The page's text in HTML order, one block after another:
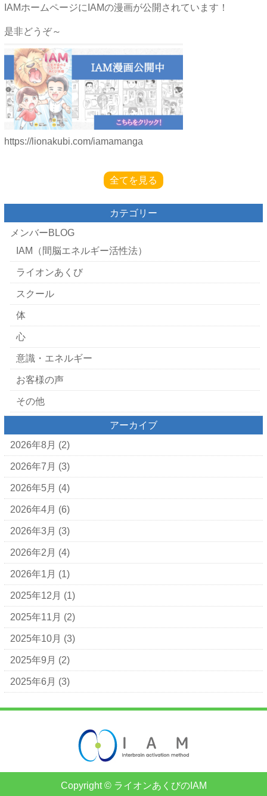
IAMホームページにIAMの漫画が公開されています！
是非どうぞ～
https://lionakubi.com/iamamanga
全てを見る
カテゴリー
メンバーBLOG
IAM（間脳エネルギー活性法）
ライオンあくび
スクール
体
心
意識・エネルギー
お客様の声
その他
アーカイブ
2026年8月 (2)
2026年7月 (3)
2026年5月 (4)
2026年4月 (6)
2026年3月 (3)
2026年2月 (4)
2026年1月 (1)
2025年12月 (1)
2025年11月 (2)
2025年10月 (3)
2025年9月 (2)
2025年6月 (3)
Copyright © ライオンあくびのIAM